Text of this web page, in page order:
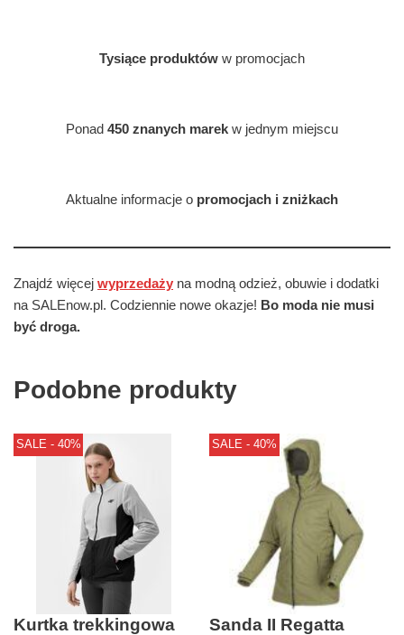
Tysiące produktów w promocjach
Ponad 450 znanych marek w jednym miejscu
Aktualne informacje o promocjach i zniżkach
Znajdź więcej wyprzedaży na modną odzież, obuwie i dodatki
na SALEnow.pl. Codziennie nowe okazje! Bo moda nie musi
być droga.
Podobne produkty
SALE - 40%
Kurtka trekkingowa
SALE - 40%
Sanda II Regatta